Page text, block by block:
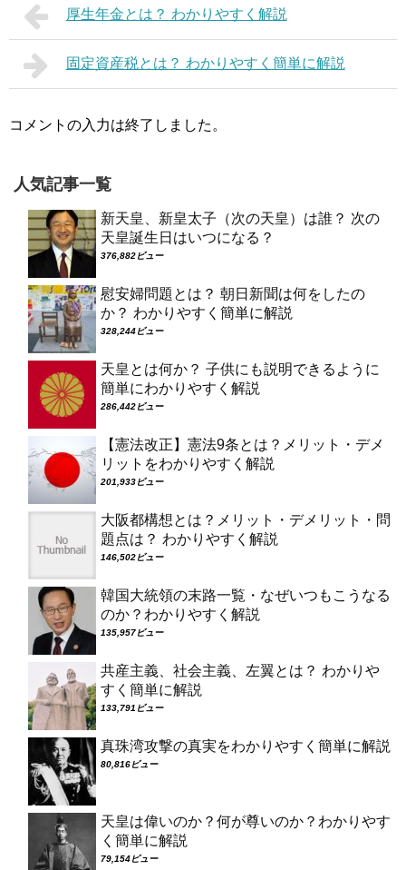
厚生年金とは？ わかりやすく解説
固定資産税とは？ わかりやすく簡単に解説
コメントの入力は終了しました。
人気記事一覧
新天皇、新皇太子（次の天皇）は誰？ 次の
天皇誕生日はいつになる？
376,882ビュー
慰安婦問題とは？ 朝日新聞は何をしたの
か？ わかりやすく簡単に解説
328,244ビュー
天皇とは何か？ 子供にも説明できるように
簡単にわかりやすく解説
286,442ビュー
【憲法改正】憲法9条とは？メリット・デメ
リットをわかりやすく解説
201,933ビュー
大阪都構想とは？メリット・デメリット・問
題点は？ わかりやすく解説
146,502ビュー
韓国大統領の末路一覧・なぜいつもこうなる
のか？わかりやすく解説
135,957ビュー
共産主義、社会主義、左翼とは？ わかりや
すく簡単に解説
133,791ビュー
真珠湾攻撃の真実をわかりやすく簡単に解説
80,816ビュー
天皇は偉いのか？何が尊いのか？わかりやす
く簡単に解説
79,154ビュー